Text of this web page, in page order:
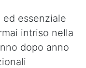
essenziale
intriso nella
dopo anno